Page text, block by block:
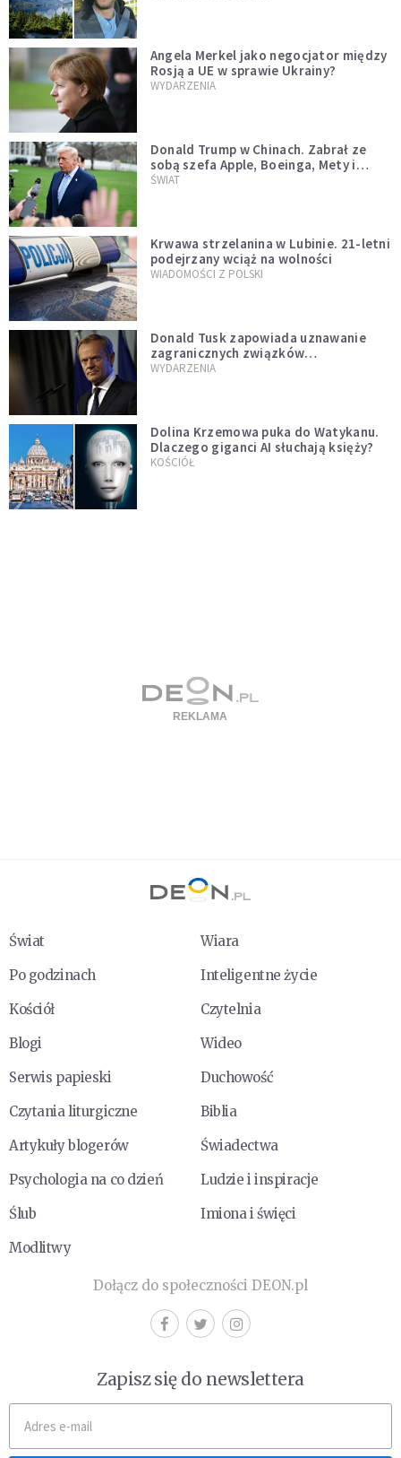
Angela Merkel jako negocjator między
Rosją a UE w sprawie Ukrainy?
WYDARZENIA
Donald Trump w Chinach. Zabrał ze
sobą szefa Apple, Boeinga, Mety i
Muska
ŚWIAT
Krwawa strzelanina w Lubinie. 21-letni
podejrzany wciąż na wolności
WIADOMOŚCI Z POLSKI
Donald Tusk zapowiada uznawanie
zagranicznych związków
jednopłciowych. "Państwo oblało ten
WYDARZENIA
Dolina Krzemowa puka do Watykanu.
Dlaczego giganci AI słuchają księży?
KOŚCIÓŁ
Świat
Wiara
Po godzinach
Inteligentne życie
Kościół
Czytelnia
Blogi
Wideo
Serwis papieski
Duchowość
Czytania liturgiczne
Biblia
Artykuły blogerów
Świadectwa
Psychologia na co dzień
Ludzie i inspiracje
Ślub
Imiona i święci
Modlitwy
Dołącz do społeczności DEON.pl
Zapisz się do newslettera